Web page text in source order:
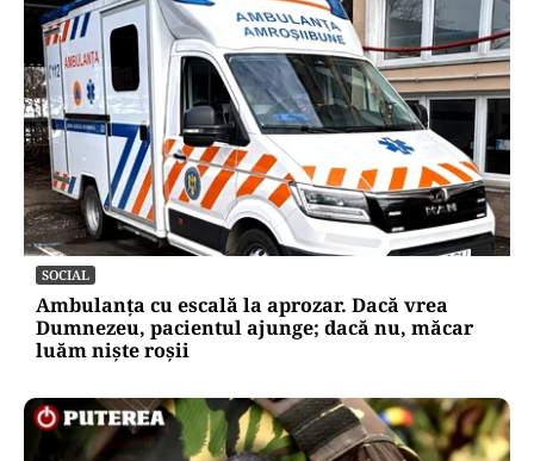
SOCIAL
Ambulanța cu escală la aprozar. Dacă vrea
Dumnezeu, pacientul ajunge; dacă nu, măcar
luăm niște roșii